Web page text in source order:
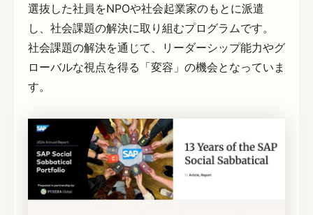
選抜した社員をNPOや社会起業家のもとに派遣
し、社会課題の解決に取り組むプログラムです。
社会課題の解決を通じて、リーダーシップ能力やグ
ローバルな視点を得る「変容」の機会となっていま
す。